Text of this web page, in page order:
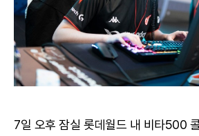
7일 오후 잠실 롯데월드 내 비타500